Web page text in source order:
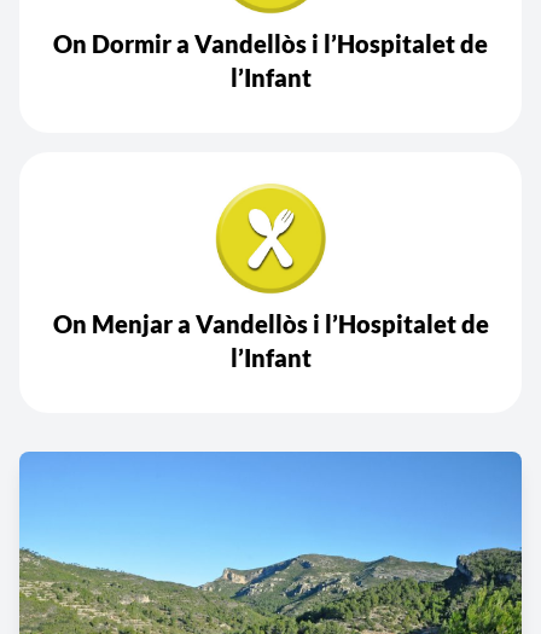
On Dormir a Vandellòs i l’Hospitalet de
l’Infant
On Menjar a Vandellòs i l’Hospitalet de
l’Infant